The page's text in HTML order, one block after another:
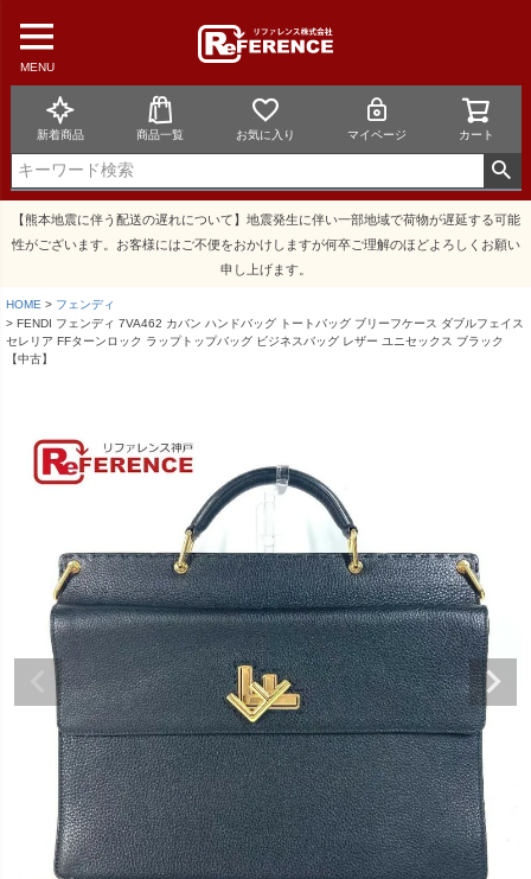
MENU
新着商品 商品一覧 お気に入り マイページ カート
【熊本地震に伴う配送の遅れについて】地震発生に伴い一部地域で荷物が遅延する可能
性がございます。お客様にはご不便をおかけしますが何卒ご理解のほどよろしくお願い
申し上げます。
HOME
フェンディ
FENDI フェンディ 7VA462 カバン ハンドバッグ トートバッグ ブリーフケース ダブルフェイス
セレリア FFターンロック ラップトップバッグ ビジネスバッグ レザー ユニセックス ブラック
【中古】